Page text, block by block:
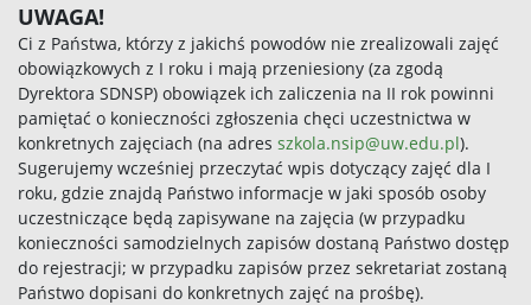
UWAGA!
Ci z Państwa, którzy z jakichś powodów nie zrealizowali zajęć
obowiązkowych z I roku i mają przeniesiony (za zgodą
Dyrektora SDNSP) obowiązek ich zaliczenia na II rok powinni
pamiętać o konieczności zgłoszenia chęci uczestnictwa w
konkretnych zajęciach (na adres szkola.nsip@uw.edu.pl).
Sugerujemy wcześniej przeczytać wpis dotyczący zajęć dla I
roku, gdzie znajdą Państwo informacje w jaki sposób osoby
uczestniczące będą zapisywane na zajęcia (w przypadku
konieczności samodzielnych zapisów dostaną Państwo dostęp
do rejestracji; w przypadku zapisów przez sekretariat zostaną
Państwo dopisani do konkretnych zajęć na prośbę).